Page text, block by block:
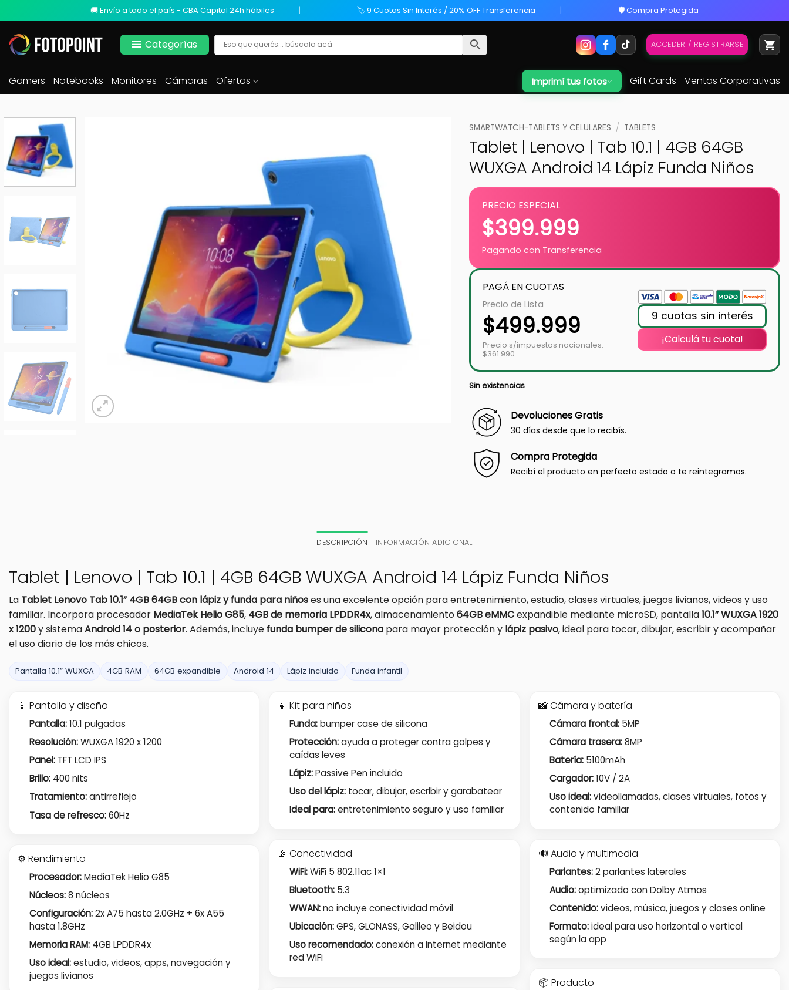
🚚 Envío a todo el país - CBA Capital 24h hábiles 🏷️ 9 Cuotas Sin Interés / 20% OFF Transferencia 🛡️ Compra Protegida
Categorías ACCEDER / REGISTRARSE
Gamers Notebooks Monitores Cámaras Ofertas Imprimí tus fotos Gift Cards Ventas Corporativas
SMARTWATCH-TABLETS Y CELULARES / TABLETS
Tablet | Lenovo | Tab 10.1 | 4GB 64GB
WUXGA Android 14 Lápiz Funda Niños
PRECIO ESPECIAL
$399.999
Pagando con Transferencia
PAGÁ EN CUOTAS
Precio de Lista
$499.999
Precio s/impuestos nacionales:
$361.990
9 cuotas sin interés
¡Calculá tu cuota!
Sin existencias
Devoluciones Gratis
30 días desde que lo recibís.
Compra Protegida
Recibí el producto en perfecto estado o te reintegramos.
DESCRIPCIÓN INFORMACIÓN ADICIONAL
Tablet | Lenovo | Tab 10.1 | 4GB 64GB WUXGA Android 14 Lápiz Funda Niños
La Tablet Lenovo Tab 10.1” 4GB 64GB con lápiz y funda para niñoses una excelente opción para entretenimiento, estudio, clases virtuales, juegos livianos, videos y uso
familiar. Incorpora procesador MediaTek Helio G85, 4GB de memoria LPDDR4x, almacenamiento64GB eMMCexpandible mediante microSD, pantalla10.1” WUXGA 1920
x 1200y sistemaAndroid 14 o posterior. Además, incluye funda bumper de silicona para mayor protección y lápiz pasivo, ideal para tocar, dibujar, escribir y acompañar
el uso diario de los más chicos.
Pantalla 10.1” WUXGA 4GB RAM 64GB expandible Android 14 Lápiz incluido Funda infantil
📱 Pantalla y diseño
Pantalla:10.1 pulgadas
Resolución:WUXGA 1920 x 1200
Panel:TFT LCD IPS
Brillo:400 nits
Tratamiento:antirreflejo
Tasa de refresco:60Hz
⚙️ Rendimiento
Procesador:MediaTek Helio G85
Núcleos:8 núcleos
Configuración:2x A75 hasta 2.0GHz + 6x A55
hasta 1.8GHz
Memoria RAM:4GB LPDDR4x
Uso ideal:estudio, videos, apps, navegación y
juegos livianos
👧 Kit para niños
Funda:bumper case de silicona
Protección:ayuda a proteger contra golpes y
caídas leves
Lápiz:Passive Pen incluido
Uso del lápiz: tocar, dibujar, escribir y garabatear
Ideal para:entretenimiento seguro y uso familiar
📡 Conectividad
WiFi:WiFi 5 802.11ac 1×1
Bluetooth: 5.3
WWAN:no incluye conectividad móvil
Ubicación:GPS, GLONASS, Galileo y Beidou
Uso recomendado:conexión a internet mediante
red WiFi
📸 Cámara y batería
Cámara frontal: 5MP
Cámara trasera:8MP
Batería: 5100mAh
Cargador:10V / 2A
Uso ideal:videollamadas, clases virtuales, fotos y
contenido familiar
🔊 Audio y multimedia
Parlantes:2 parlantes laterales
Audio:optimizado con Dolby Atmos
Contenido:videos, música, juegos y clases online
Formato:ideal para uso horizontal o vertical
según la app
📦 Producto